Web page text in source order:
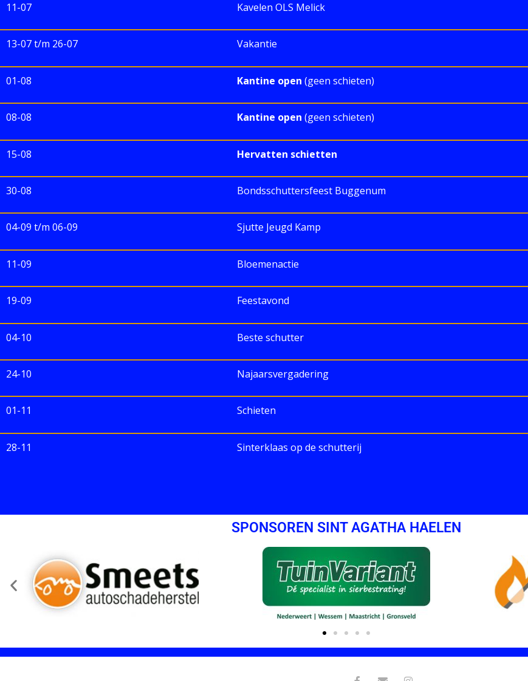
11-07 Kavelen OLS Melick
13-07 t/m 26-07 Vakantie
01-08 Kantine open (geen schieten)
08-08 Kantine open (geen schieten)
15-08 Hervatten schietten
30-08 Bondsschuttersfeest Buggenum
04-09 t/m 06-09 Sjutte Jeugd Kamp
11-09 Bloemenactie
19-09 Feestavond
04-10 Beste schutter
24-10 Najaarsvergadering
01-11 Schieten
28-11 Sinterklaas op de schutterij
SPONSOREN SINT AGATHA HAELEN